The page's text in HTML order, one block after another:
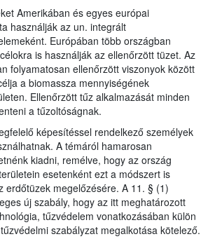
Amerikában és egyes európai
használják az un. integrált
Európában több országban
is használják az ellenőrzött tüzet. Az
folyamatosan ellenőrzött viszonyok között
a biomassza mennyiségének
Ellenőrzött tűz alkalmazását minden
a tűzoltóságnak.
képesítéssel rendelkező személyek
A témáról hamarosan
kiadni, remélve, hogy az ország
esetenként ezt a módszert is
erdőtüzek megelőzésére. A 11. § (1)
új szabály, hogy az itt meghatározott
tűzvédelem vonatkozásában külön
szabályzat megalkotása kötelező.